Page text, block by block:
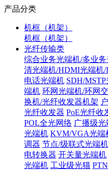
产品分类
机框（机架）
机框（机架）
光纤传输类
综合业务光端机/多业
清光端机/HDMI光端机
电话光端机 SDH/
端机 环网光端机/环网
换机/光纤收发器机架
光纤收发器 PoE光纤收
POL全光网络 广播级光
光端机 KVM/VGA光端
调器 节点/级联式光端机
电转换器 开关量光端机
光端机 工业级光猫